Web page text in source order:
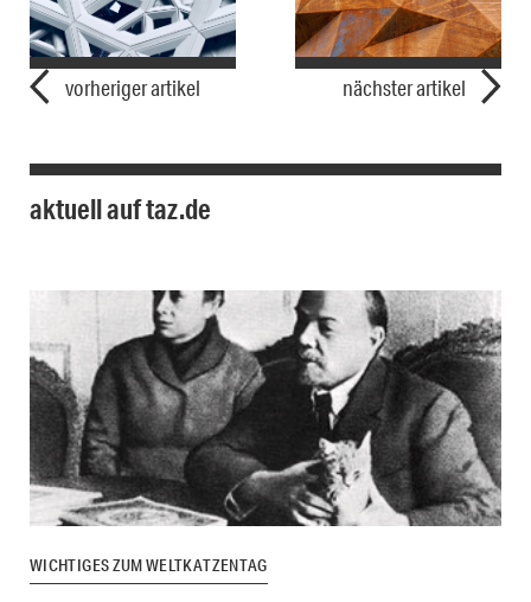
vorheriger artikel nächster artikel
aktuell auf taz.de
WICHTIGES ZUM WELTKATZENTAG